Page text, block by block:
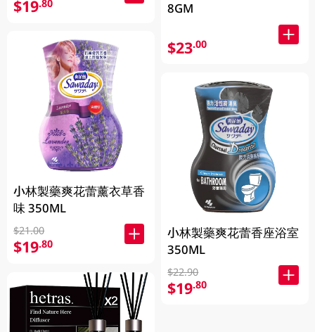
$19.80
小林製藥爽花蕾薰衣草香
味 350ML
$21.00
$19.80
8GM
$23.00
小林製藥爽花蕾香座浴室
350ML
$22.90
$19.80